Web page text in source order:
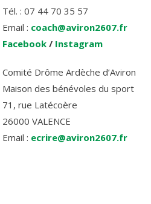
Tél. : 07 44 70 35 57
Email : coach@aviron2607.fr
Facebook / Instagram
Comité Drôme Ardèche d’Aviron
Maison des bénévoles du sport
71, rue Latécoère
26000 VALENCE
Email : ecrire@aviron2607.fr